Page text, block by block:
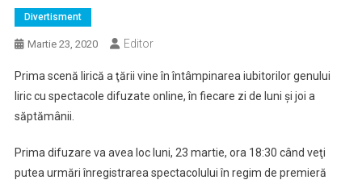
Divertisment
Martie 23, 2020 Editor
Prima scenă lirică a ţării vine în întâmpinarea iubitorilor genului
liric cu spectacole difuzate online, în fiecare zi de luni şi joi a
săptămânii.
Prima difuzare va avea loc luni, 23 martie, ora 18:30 când veţi
putea urmări înregistrarea spectacolului în regim de premieră